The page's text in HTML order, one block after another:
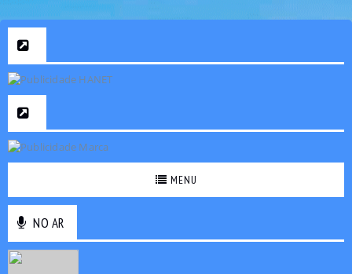
MENU
NO AR